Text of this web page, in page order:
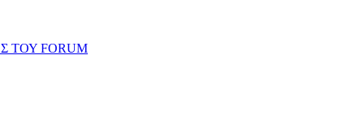
ΤΟΥ FORUM